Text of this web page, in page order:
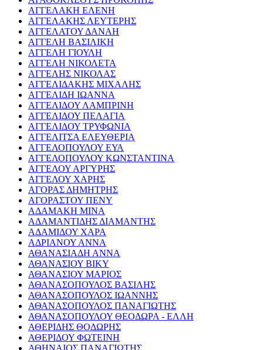
ΑΓΓΕΛΑΚΗ ΕΛΕΝΗ
ΑΓΓΕΛΑΚΗΣ ΛΕΥΤΕΡΗΣ
ΑΓΓΕΛΑΤΟΥ ΔΑΝΑΗ
ΑΓΓΕΛΗ ΒΑΣΙΛΙΚΗ
ΑΓΓΕΛΗ ΓΙΟΥΛΗ
ΑΓΓΕΛΗ ΝΙΚΟΛΕΤΑ
ΑΓΓΕΛΗΣ ΝΙΚΟΛΑΣ
ΑΓΓΕΛΙΔΑΚΗΣ ΜΙΧΑΛΗΣ
ΑΓΓΕΛΙΔΗ ΙΩΑΝΝΑ
ΑΓΓΕΛΙΔΟΥ ΛΑΜΠΡΙΝΗ
ΑΓΓΕΛΙΔΟΥ ΠΕΛΑΓΙΑ
ΑΓΓΕΛΙΔΟΥ ΤΡΥΦΩΝΙΑ
ΑΓΓΕΛΙΤΣΑ ΕΛΕΥΘΕΡΙΑ
ΑΓΓΕΛΟΠΟΥΛΟΥ ΕΥΑ
ΑΓΓΕΛΟΠΟΥΛΟΥ ΚΩΝΣΤΑΝΤΙΝΑ
ΑΓΓΕΛΟΥ ΑΡΓΥΡΗΣ
ΑΓΓΕΛΟΥ ΧΑΡΗΣ
ΑΓΟΡΑΣ ΔΗΜΗΤΡΗΣ
ΑΓΟΡΑΣΤΟΥ ΠΕΝΥ
ΑΔΑΜΑΚΗ ΜΙΝΑ
ΑΔΑΜΑΝΤΙΔΗΣ ΔΙΑΜΑΝΤΗΣ
ΑΔΑΜΙΔΟΥ ΧΑΡΑ
ΑΔΡΙΑΝΟΥ ΑΝΝΑ
ΑΘΑΝΑΣΙΑΔΗ ΑΝΝΑ
ΑΘΑΝΑΣΙΟΥ ΒΙΚΥ
ΑΘΑΝΑΣΙΟΥ ΜΑΡΙΟΣ
ΑΘΑΝΑΣΟΠΟΥΛΟΣ ΒΑΣΙΛΗΣ
ΑΘΑΝΑΣΟΠΟΥΛΟΣ ΙΩΑΝΝΗΣ
ΑΘΑΝΑΣΟΠΟΥΛΟΣ ΠΑΝΑΓΙΩΤΗΣ
ΑΘΑΝΑΣΟΠΟΥΛΟΥ ΘΕΟΔΩΡΑ - ΕΛΛΗ
ΑΘΕΡΙΔΗΣ ΘΟΔΩΡΗΣ
ΑΘΕΡΙΔΟΥ ΦΩΤΕΙΝΗ